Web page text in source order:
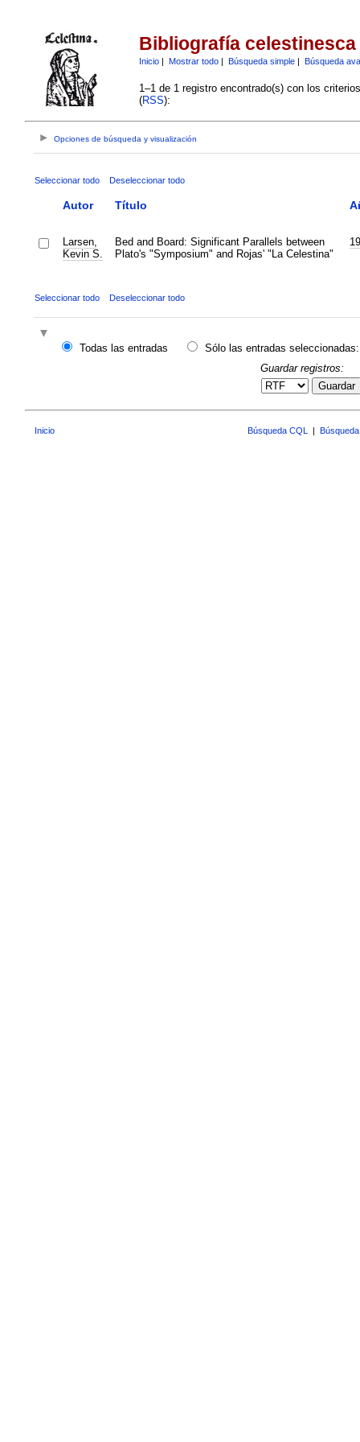
Bibliografía celestinesca
Inicio| Mostrar todo| Búsqueda simple| Búsqueda
1–1 de 1 registro encontrado(s) con los
(RSS):
Opciones de búsqueda y visualización
Seleccionar todo Deseleccionar todo
Autor Título
Larsen,
Kevin S.
Bed and Board: Significant Parallels between
Plato's "Symposium" and Rojas' "La Celestina"
Seleccionar todo Deseleccionar todo
Todas las entradas
Sólo las entradas seleccionadas:
Guardar registros:
Guardar
Inicio Búsqueda CQL